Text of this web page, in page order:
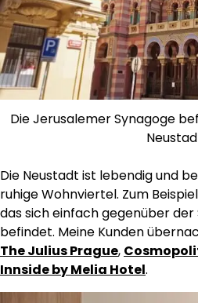
Die Jerusalemer Synagoge
Die Neustadt ist lebendig und
ruhige Wohnviertel. Zum
das sich einfach gegenüber
befindet. Meine Kunden
The Julius Prague,
Innside by Melia Hotel.